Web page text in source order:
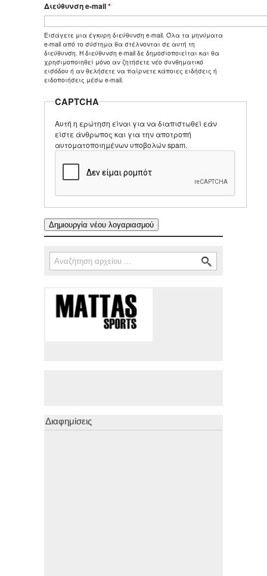
Διεύθυνση e-mail*
Εισάγετε μια έγκυρη διεύθυνση e-mail. Όλα τα μηνύματα
e-mail από το σύστημα θα στέλνονται σε αυτή τη
διεύθυνση. Η διεύθυνση e-mail δε δημοσιοποιείται και θα
χρησιμοποιηθεί μόνο αν ζητήσετε νέο συνθηματικό
εισόδου ή αν θελήσετε να παίρνετε κάποιες ειδήσεις ή
ειδοποιήσεις μέσω e-mail.
CAPTCHA
Αυτή η ερώτηση είναι για να διαπιστωθεί εάν
είστε άνθρωπος και για την αποτροπή
αυτοματοποιημένων υποβολών spam.
Φόρμα αναζήτησης
Αναζήτηση
Διαφημίσεις